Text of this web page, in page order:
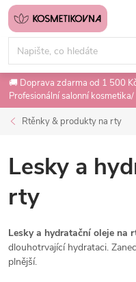
Přejít
obsah
🚚 Doprava zdarma od 1 500
Profesionální salonní kosmetika/
Rtěnky & produkty na rty
Lesky a
rty
Lesky a hydratační oleje na
dlouhotrvající hydrataci.
plnější.